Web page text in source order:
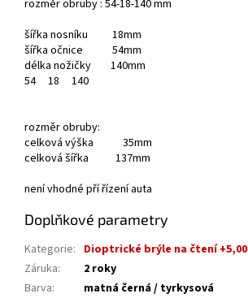
rozměr obruby : 54-18-140 mm
šířka nosníku 18mm
šířka očnice 54mm
délka nožičky 140mm
54 18 140
rozměr obruby:
celková výška 35mm
celková šířka 137mm
není vhodné pří řízení auta
Doplňkové parametry
Kategorie: Dioptrické brýle na čtení +5,00
Záruka:
2 roky
Barva:
matná černá / tyrkysová